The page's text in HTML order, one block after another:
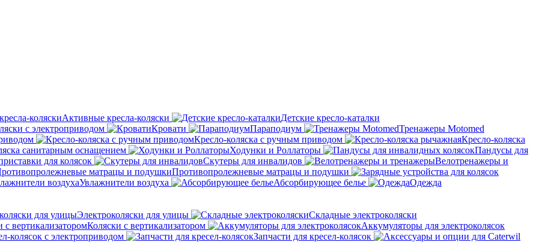
Активные кресла-коляски
Детские кресло-каталки
с электроприводом
Кровати Параподиум
Тренажеры Motomed
Кресло-коляска с ручным приводом
Кресло-коляска
санитарным оснащением Ходунки и Роллаторы
Пандусы для
для колясок Скутеры для инвалидов
Велотренажеры и
Противопролежневые матрацы и подушки
Увлажнители воздуха Абсорбирующее белье
Одежда
Электроколяски для улицы
Складные электроколяски
Коляски с вертикализатором
Аккумуляторы для электроколясок
колясок с электроприводом
Запчасти для кресел-колясок